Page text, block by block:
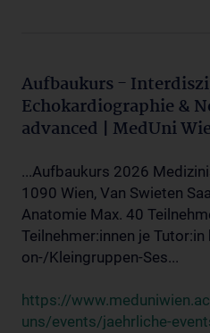
Aufbaukurs -
Echokardiographie &
advanced | MedUni
...Aufbaukurs 2026
1090 Wien, Van Swieten
Anatomie Max. 40
Teilnehmer:innen je Tutor:in
on-/Kleingruppen-Ses...
https://
uns/events/jaehrliche-